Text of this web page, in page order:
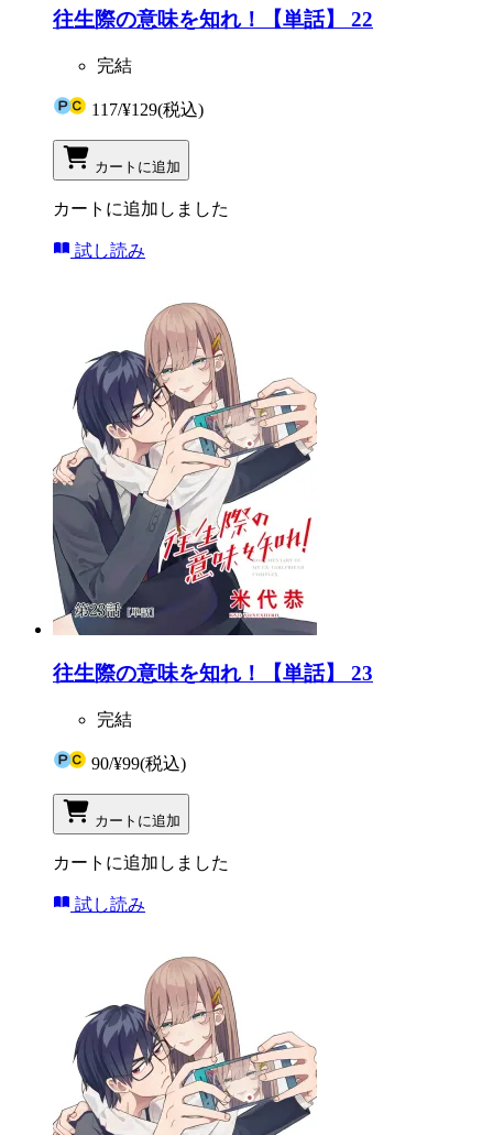
往生際の意味を知れ！【単話】 22
完結
117/¥129(税込)
カートに追加
カートに追加しました
試し読み
往生際の意味を知れ！【単話】 23
完結
90/¥99(税込)
カートに追加
カートに追加しました
試し読み